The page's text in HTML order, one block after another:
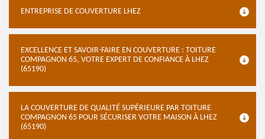
ENTREPRISE DE COUVERTURE LHEZ
EXCELLENCE ET SAVOIR-FAIRE EN COUVERTURE : TOITURE
COMPAGNON 65, VOTRE EXPERT DE CONFIANCE À LHEZ
(65190)
LA COUVERTURE DE QUALITÉ SUPÉRIEURE PAR TOITURE
COMPAGNON 65 POUR SÉCURISER VOTRE MAISON À LHEZ
(65190)